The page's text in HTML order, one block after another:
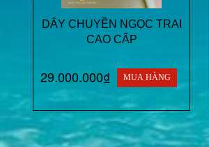
DÂY CHUYỀN NGỌC TRAI
CAO CẤP
29.000.000₫ MUA HÀNG